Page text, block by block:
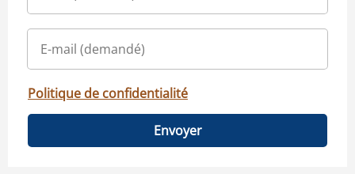
Politique de confidentialité
Envoyer